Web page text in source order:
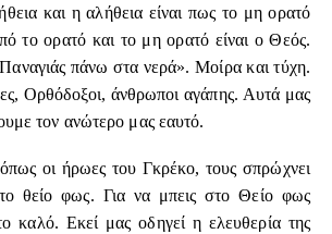
και η αλήθεια είναι πως το μη ορατό
το ορατό και το μη ορατό είναι ο Θεός.
πάνω στα νερά». Μοίρα και τύχη.
Ορθόδοξοι, άνθρωποι αγάπης. Αυτά μας
τον ανώτερο μας εαυτό.
οι ήρωες του Γκρέκο, τους σπρώχνει
θείο φως. Για να μπεις στο Θείο φως
καλό. Εκεί μας οδηγεί η ελευθερία της